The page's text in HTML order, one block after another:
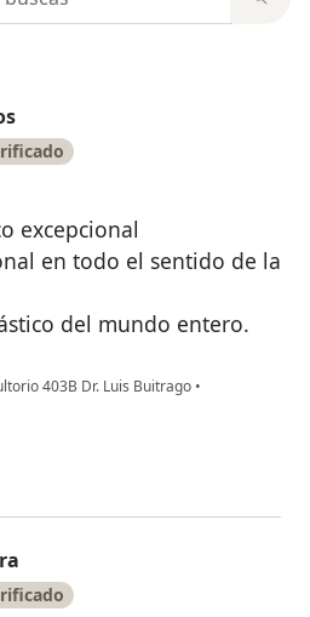
excepcional
en todo el sentido de la
del mundo entero.
403B Dr. Luis Buitrago •
Ballesteros